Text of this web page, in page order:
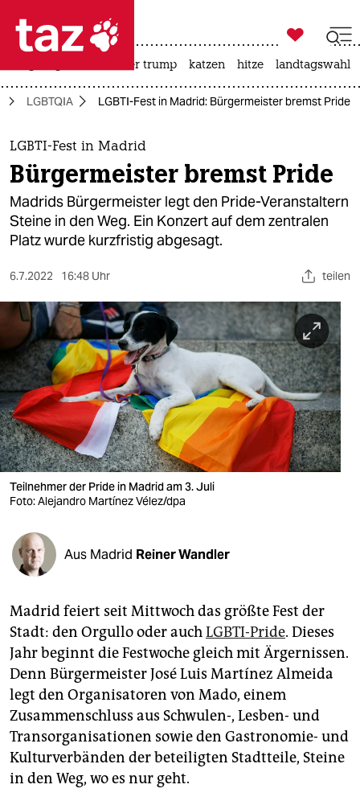
 taz zahl ich
taz zahl ich
themen
politik
öko
sport
berlin
nord
wahrheit
verlag
verlag
veranstaltungen
shop
unterstützen
abo
genossenschaft
epaper login

taz zahl ich
usa unter trump katzen hitze landtagswahl
LGBTQIA LGBTI-Fest in Madrid: Bürgermeister bremst Pride
LGBTI-Fest in Madrid
Bürgermeister bremst Pride
Madrids Bürgermeister legt den Pride-Veranstaltern
Steine in den Weg. Ein Konzert auf dem zentralen
Platz wurde kurzfristig abgesagt.
6.7.2022 16:48 Uhr teilen
Teilnehmer der Pride in Madrid am 3. Juli
Foto: Alejandro Martínez Vélez/dpa
Aus Madrid Reiner Wandler
Madrid feiert seit Mittwoch das größte Fest der
Stadt: den Orgullo oder auchLGBTI-Pride. Dieses
Jahr beginnt die Festwoche gleich mit Ärgernissen.
Denn Bürgermeister José Luis Martínez Almeida
legt den Organisatoren von Mado, einem
Zusammenschluss aus Schwulen-, Lesben- und
Transorganisationen sowie den Gas­tro­no­mie- und
Kulturverbänden der beteiligten Stadtteile, Steine
in den Weg, wo es nur geht.